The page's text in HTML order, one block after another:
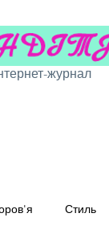
журнал
Стиль